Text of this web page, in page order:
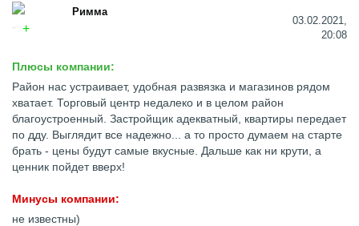
Римма
03.02.2021,
20:08
Плюсы компании:
Район нас устраивает, удобная развязка и магазинов рядом
хватает. Торговый центр недалеко и в целом район
благоустроенный. Застройщик адекватный, квартиры передает
по дду. Выглядит все надежно... а то просто думаем на старте
брать - цены будут самые вкусные. Дальше как ни крути, а
ценник пойдет вверх!
Минусы компании:
не известны)